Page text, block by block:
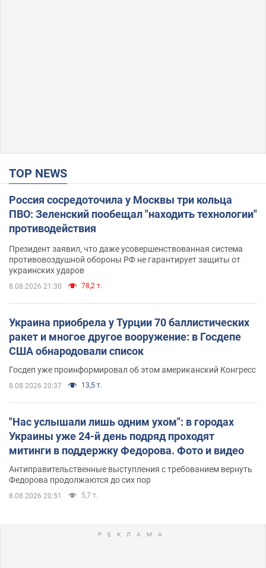
TOP NEWS
Россия сосредоточила у Москвы три кольца
ПВО: Зеленский пообещал "находить технологии"
противодействия
Президент заявил, что даже усовершенствованная система
противовоздушной обороны РФ не гарантирует защиты от
украинских ударов
8.08.2026 21:30 78,2 т.
Украина приобрела у Турции 70 баллистических
ракет и многое другое вооружение: в Госдепе
США обнародовали список
Госдеп уже проинформировал об этом американский Конгресс
8.08.2026 20:37 13,5 т.
"Нас услышали лишь одним ухом": в городах
Украины уже 24-й день подряд проходят
митинги в поддержку Федорова. Фото и видео
Антиправительственные выступления с требованием вернуть
Федорова продолжаются до сих пор
8.08.2026 20:51 5,7 т.